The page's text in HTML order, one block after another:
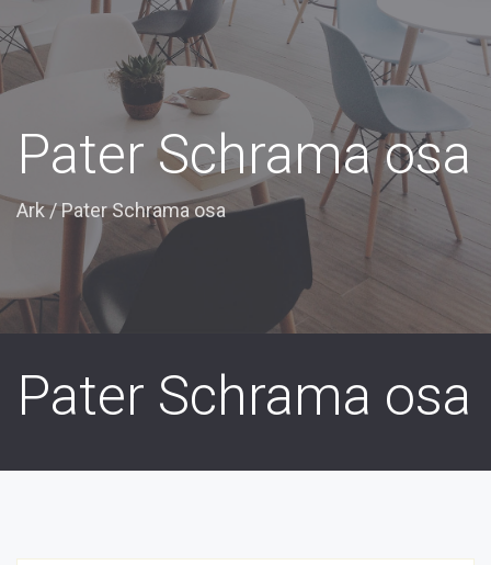
Pater Schrama osa
Ark/Pater Schrama osa
Pater Schrama osa